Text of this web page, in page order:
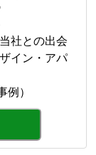
社との出会
イン・アパ
例）